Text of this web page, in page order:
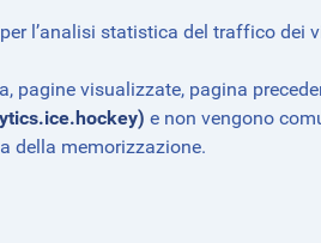
l’analisi statistica del traffico dei
pagine visualizzate, pagina
e non vengono
della memorizzazione.